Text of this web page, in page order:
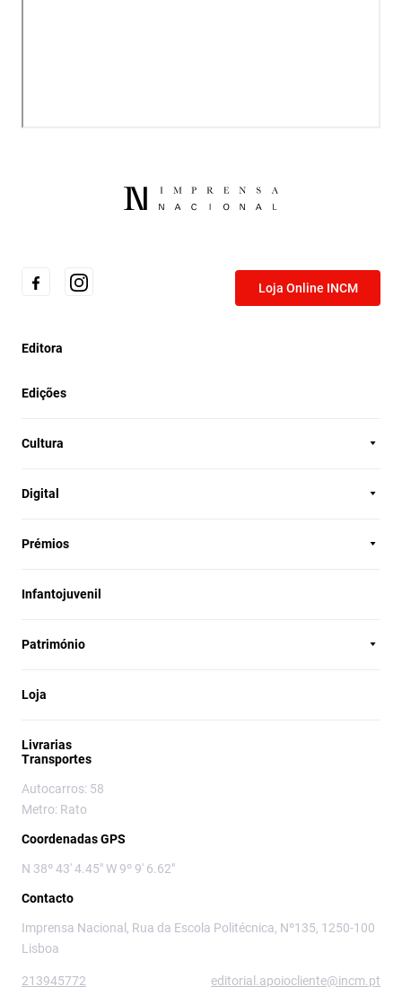
Loja Online INCM
Editora
Edições
Cultura
Digital
Prémios
Infantojuvenil
Património
Loja
Livrarias
Transportes
Autocarros: 58
Metro: Rato
Coordenadas GPS
N 38º 43' 4.45" W 9º 9' 6.62"
Contacto
Imprensa Nacional, Rua da Escola Politécnica, Nº135, 1250-100
Lisboa
213945772 editorial.apoiocliente@incm.pt